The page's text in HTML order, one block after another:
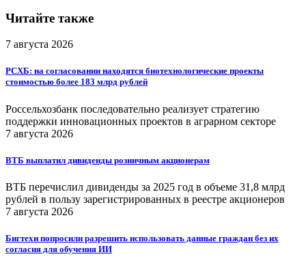
Читайте также
7 августа 2026
РСХБ: на согласовании находятся биотехнологические проекты
стоимостью более 183 млрд рублей
Россельхозбанк последовательно реализует стратегию
поддержки инновационных проектов в аграрном секторе
7 августа 2026
ВТБ выплатил дивиденды розничным акционерам
ВТБ перечислил дивиденды за 2025 год в объеме 31,8 млрд
рублей в пользу зарегистрированных в реестре акционеров
7 августа 2026
Бигтехи попросили разрешить использовать данные граждан без их
согласия для обучения ИИ